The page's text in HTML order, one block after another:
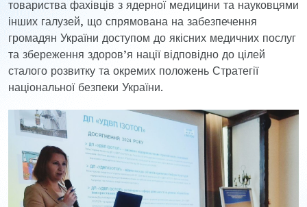
товариства фахівців з ядерної медицини та науковцями
інших галузей, що спрямована на забезпечення
громадян України доступом до якісних медичних послуг
та збереження здоров’я нації відповідно до цілей
сталого розвитку та окремих положень Стратегії
національної безпеки України.